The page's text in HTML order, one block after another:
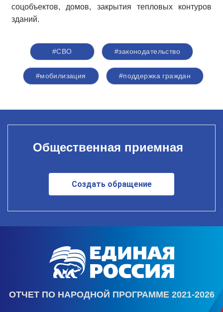
соцобъектов, домов, закрытия тепловых контуров
зданий.
#СВО #законодательство
#мобилизация #поддержка граждан
Общественная приемная
Создать обращение
ОТЧЕТ ПО НАРОДНОЙ ПРОГРАММЕ 2021-2026